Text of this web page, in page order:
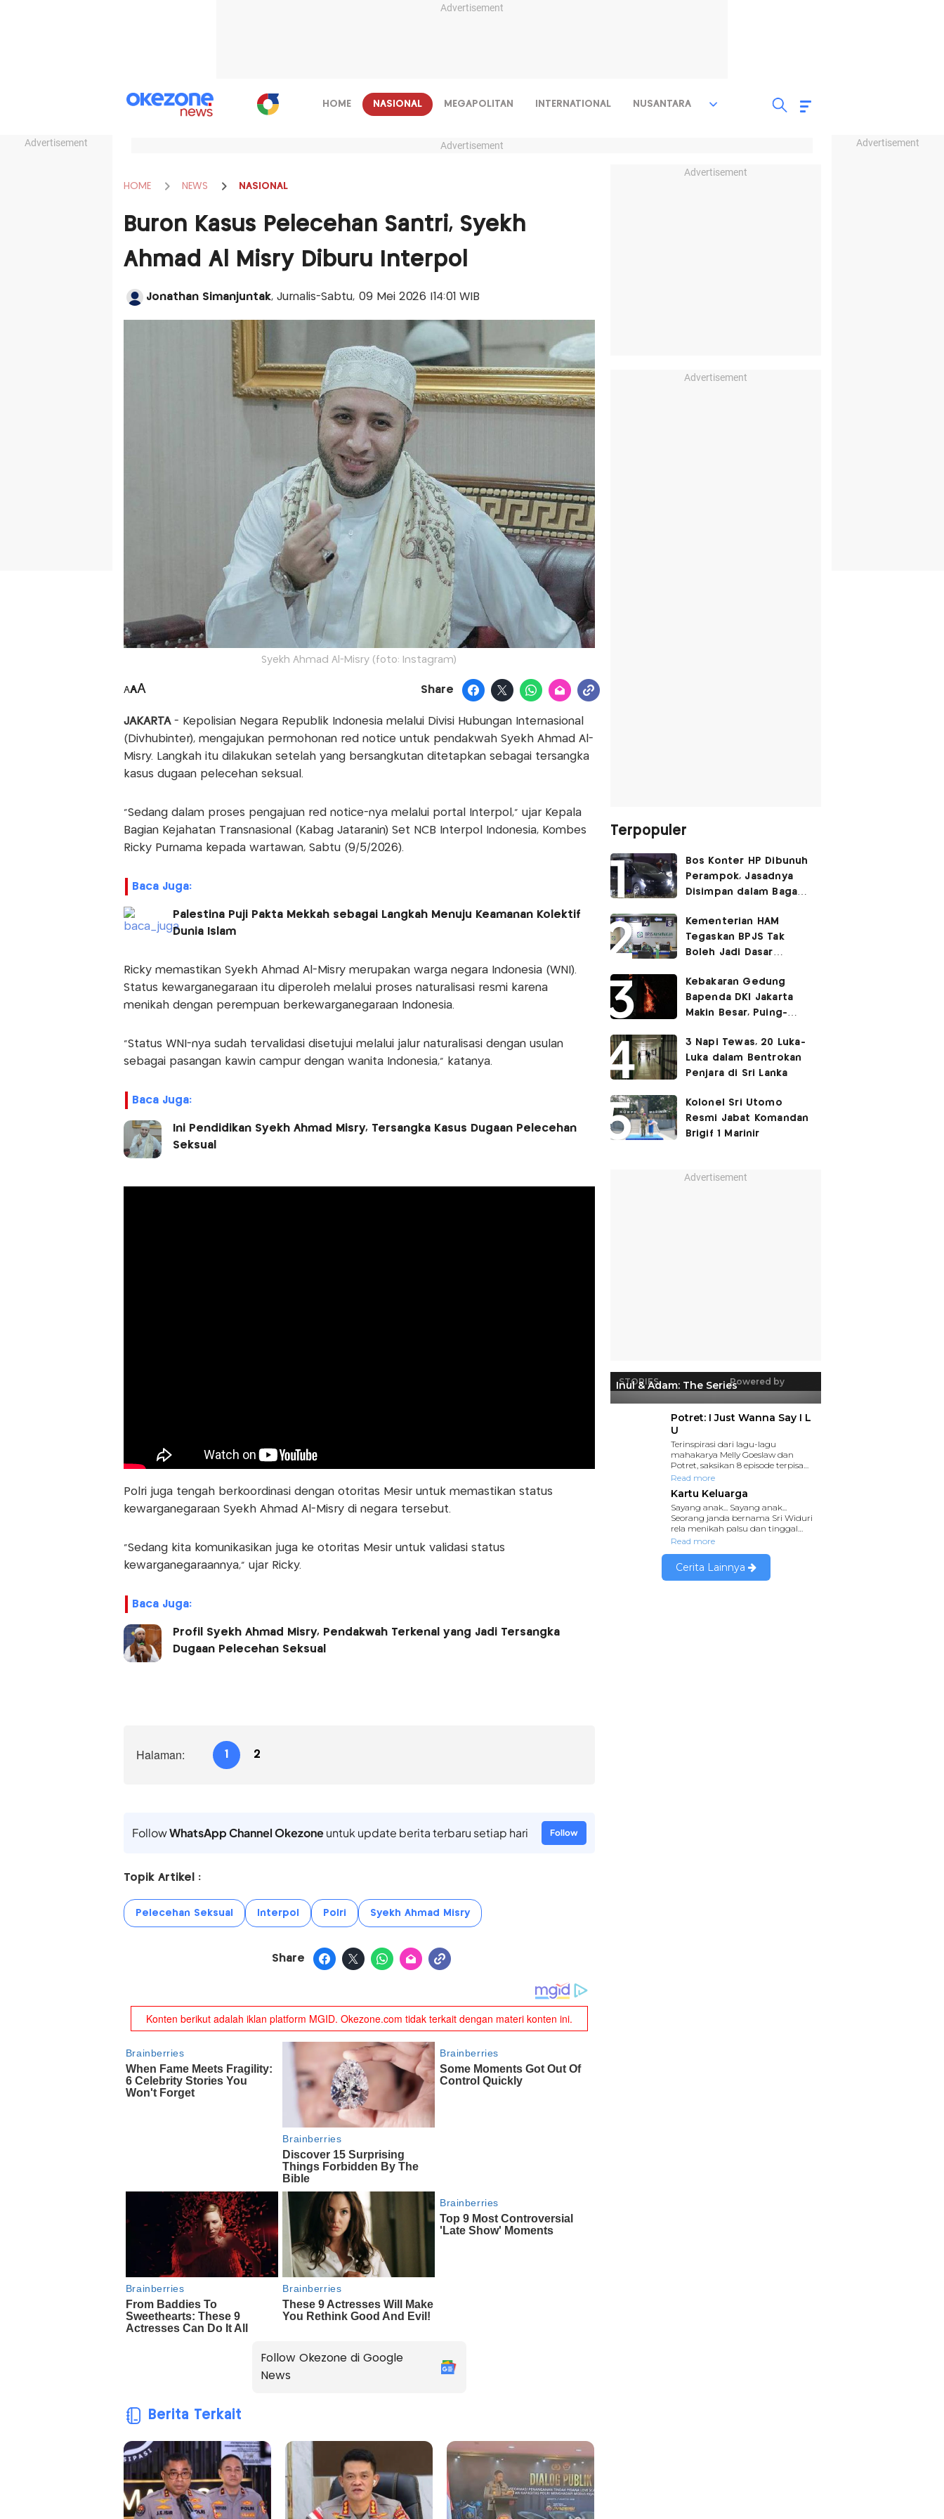
Advertisement
Advertisement Advertisement
HOME NASIONAL MEGAPOLITAN INTERNATIONAL NUSANTARA
Advertisement
HOME NEWS NASIONAL
Buron Kasus Pelecehan Santri, Syekh
Ahmad Al Misry Diburu Interpol
Jonathan Simanjuntak, Jurnalis-Sabtu, 09 Mei 2026 |14:01 WIB
Syekh Ahmad Al-Misry (foto: Instagram)
AAA Share
JAKARTA - Kepolisian Negara Republik Indonesia melalui Divisi Hubungan Internasional
(Divhubinter), mengajukan permohonan red notice untuk pendakwah Syekh Ahmad Al-
Misry. Langkah itu dilakukan setelah yang bersangkutan ditetapkan sebagai tersangka
kasus dugaan pelecehan seksual.
“Sedang dalam proses pengajuan red notice-nya melalui portal Interpol,” ujar Kepala
Bagian Kejahatan Transnasional (Kabag Jataranin) Set NCB Interpol Indonesia, Kombes
Ricky Purnama kepada wartawan, Sabtu (9/5/2026).
Baca Juga:
Palestina Puji Pakta Mekkah sebagai Langkah Menuju Keamanan Kolektif
Dunia Islam
Ricky memastikan Syekh Ahmad Al-Misry merupakan warga negara Indonesia (WNI).
Status kewarganegaraan itu diperoleh melalui proses naturalisasi resmi karena
menikah dengan perempuan berkewarganegaraan Indonesia.
"Status WNI-nya sudah tervalidasi disetujui melalui jalur naturalisasi dengan usulan
sebagai pasangan kawin campur dengan wanita Indonesia," katanya.
Baca Juga:
Ini Pendidikan Syekh Ahmad Misry, Tersangka Kasus Dugaan Pelecehan
Seksual
Polri juga tengah berkoordinasi dengan otoritas Mesir untuk memastikan status
kewarganegaraan Syekh Ahmad Al-Misry di negara tersebut.
"Sedang kita komunikasikan juga ke otoritas Mesir untuk validasi status
kewarganegaraannya," ujar Ricky.
Baca Juga:
Profil Syekh Ahmad Misry, Pendakwah Terkenal yang Jadi Tersangka
Dugaan Pelecehan Seksual
Halaman: 1 2
FollowWhatsApp Channel Okezoneuntuk update berita terbaru setiap hari Follow
Topik Artikel :
Pelecehan Seksual Interpol Polri Syekh Ahmad Misry
Share
Follow Okezone di Google
News
Berita Terkait
Advertisement
Advertisement
Terpopuler
Bos Konter HP Dibunuh
Perampok, Jasadnya
Disimpan dalam Bagasi
Kementerian HAM
Tegaskan BPJS Tak
Boleh Jadi Dasar
Layanan Kesehatan
Kebakaran Gedung
Bapenda DKI Jakarta
Makin Besar, Puing-
3 Napi Tewas, 20 Luka-
Luka dalam Bentrokan
Penjara di Sri Lanka
Kolonel Sri Utomo
Resmi Jabat Komandan
Brigif 1 Marinir
Advertisement